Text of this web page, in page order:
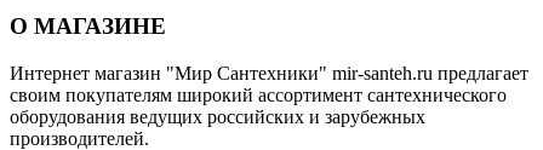
О МАГАЗИНЕ
Интернет магазин "Мир Сантехники" mir-santeh.ru предлагает
своим покупателям широкий ассортимент сантехнического
оборудования ведущих российских и зарубежных
производителей.